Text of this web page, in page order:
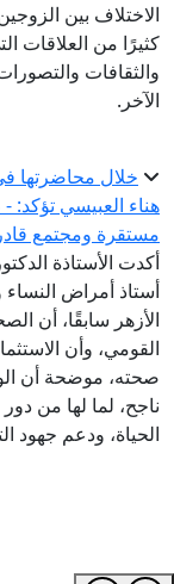
الاختلاف بين
كثيرًا من العلاقات
والثقافات
الآخر.
خلال محاضرتها
هناء العبيسي تؤكد:
مستقرة ومجتمع
أكدت الأستاذة
أستاذ أمراض النساء
الأزهر سابقًا، أن
القومي، وأن
صحته، موضحة أن
ناجح، لما لها من
الحياة، ودعم جهود